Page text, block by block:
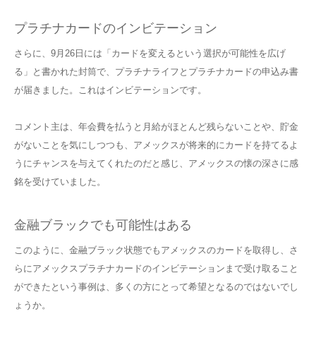
プラチナカードのインビテーション
さらに、9月26日には「カードを変えるという選択が可能性を広げ
る」と書かれた封筒で、プラチナライフとプラチナカードの申込み書
が届きました。これはインビテーションです。
コメント主は、年会費を払うと月給がほとんど残らないことや、貯金
がないことを気にしつつも、アメックスが将来的にカードを持てるよ
うにチャンスを与えてくれたのだと感じ、アメックスの懐の深さに感
銘を受けていました。
金融ブラックでも可能性はある
このように、金融ブラック状態でもアメックスのカードを取得し、さ
らにアメックスプラチナカードのインビテーションまで受け取ること
ができたという事例は、多くの方にとって希望となるのではないでし
ょうか。